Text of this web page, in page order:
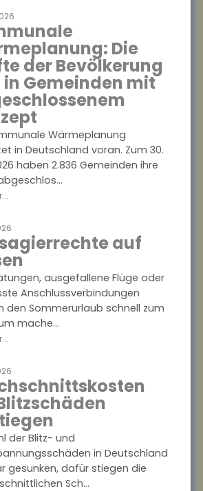
Die
der Bevölkerung
Gemeinden mit
Wärmeplanung
in Deutschland voran. Zum 30.
haben 2.836 Gemeinden ihre
auf
ausgefallene Flüge oder
Anschlussverbindungen
den Sommerurlaub schnell zum
mache...
der Blitz- und
in Deutschland
gesunken, dafür stiegen die
Sch...
wirtschaftliche Situation
und mittlerer
hat sich im
Quartal 2026 deutlich
In...
mehr...
Hälfte der
lebt
kommunale
schreitet in
voran. Zum 30.
2026 haben 2.836
ihre Pläne
mehr...
Reisen
ausgefallene
oder verpasste